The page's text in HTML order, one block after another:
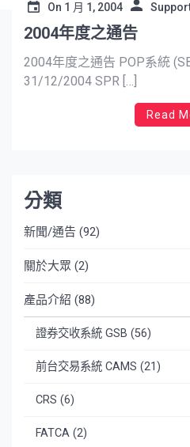
On 1 月 1, 2004
2004年度之通告
2004年度之通告 POP系統
31/12/2004 SPR […]
Read
分類
新聞/通告 (92)
關於大眾 (2)
產品介紹 (88)
證券交收系統 GSB (56)
前台交易系統 CAMS (21)
CRS (6)
FATCA (2)